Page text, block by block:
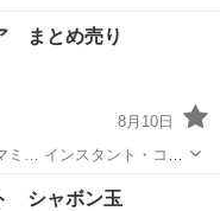
まとめ売り
8月10日
ミ… インスタント・コン
シャボン玉